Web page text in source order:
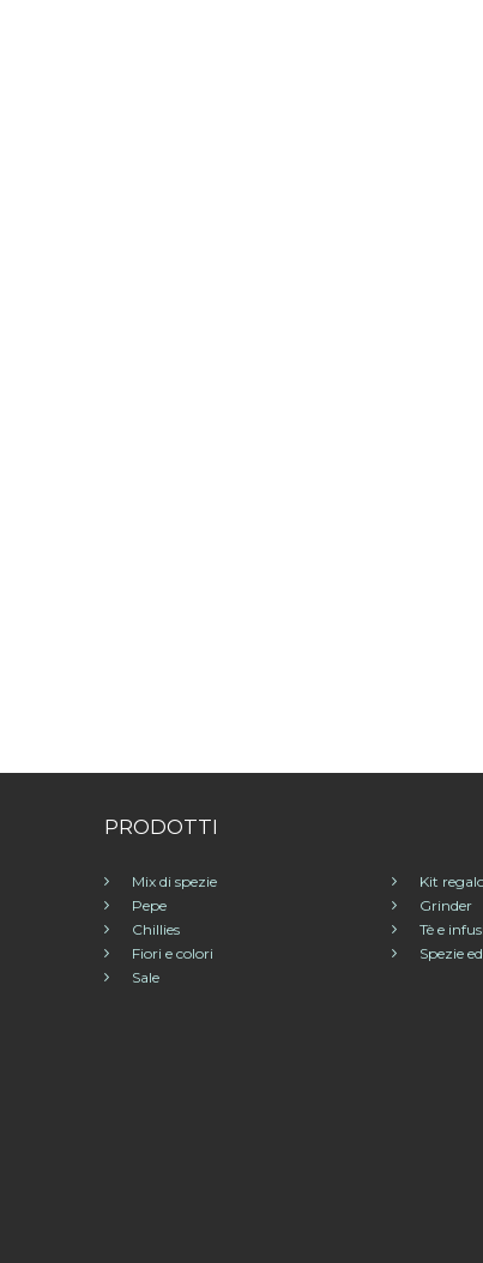
PRODOTTI
Mix di spezie
Pepe
Chillies
Fiori e colori
Sale
Kit
Grinder
Tè e infusi
Spezie